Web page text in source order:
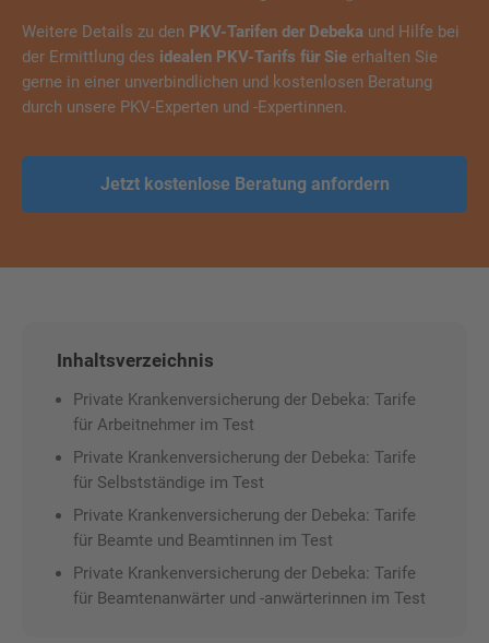
Weitere Details zu den PKV-Tarifen der Debeka und Hilfe bei
der Ermittlung des idealen PKV-Tarifs für Sie erhalten Sie
gerne in einer unverbindlichen und kostenlosen Beratung
durch unsere PKV-Experten und -Expertinnen.
Jetzt kostenlose Beratung anfordern
Inhaltsverzeichnis
Private Krankenversicherung der Debeka: Tarife
für Arbeitnehmer im Test
Private Krankenversicherung der Debeka: Tarife
für Selbstständige im Test
Private Krankenversicherung der Debeka: Tarife
für Beamte und Beamtinnen im Test
Private Krankenversicherung der Debeka: Tarife
für Beamtenanwärter und -anwärterinnen im Test